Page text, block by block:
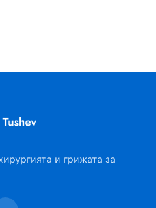
и грижата за